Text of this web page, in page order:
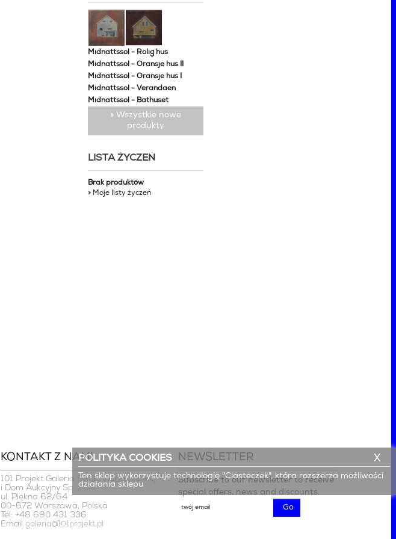
Midnattssol - Rolig hus
Midnattssol - Oransje hus II
Midnattssol - Oransje hus I
Midnattssol - Verandaen
Midnattssol - Bathuset
» Wszystkie nowe
produkty
LISTA ŻYCZEŃ
Brak produktów
» Moje listy życzeń
KONTAKT Z NAMI
101 Projekt Galeria Sztuki Współczesnej
i Dom Aukcyjny Sp. z o.o.
ul. Piękna 62/64
00-672 Warszawa, Polska
Tel: +48 690 431 336
Email galeria@101projekt.pl
NEWSLETTER
Subscribe to our newsletter to receive
special offers, news and discounts.
POLITYKA COOKIES
Ten sklep wykorzystuje technologię "Ciasteczek", która rozszerza możliwości
działania sklepu
X